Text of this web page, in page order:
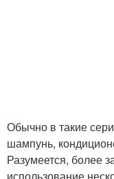
Обычно в такие
шампунь,
Разумеется, более